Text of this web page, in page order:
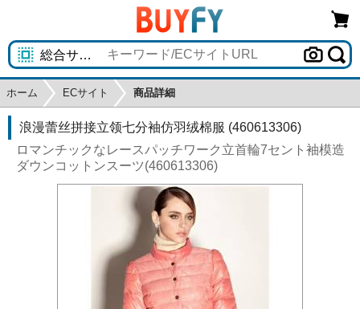
ホーム ECサイト 商品詳細
浪漫蕾丝拼接立领七分袖仿羽绒棉服 (460613306)
ロマンチックなレースパッチワーク立首輪7セント袖模造
ダウンコットンスーツ(460613306)